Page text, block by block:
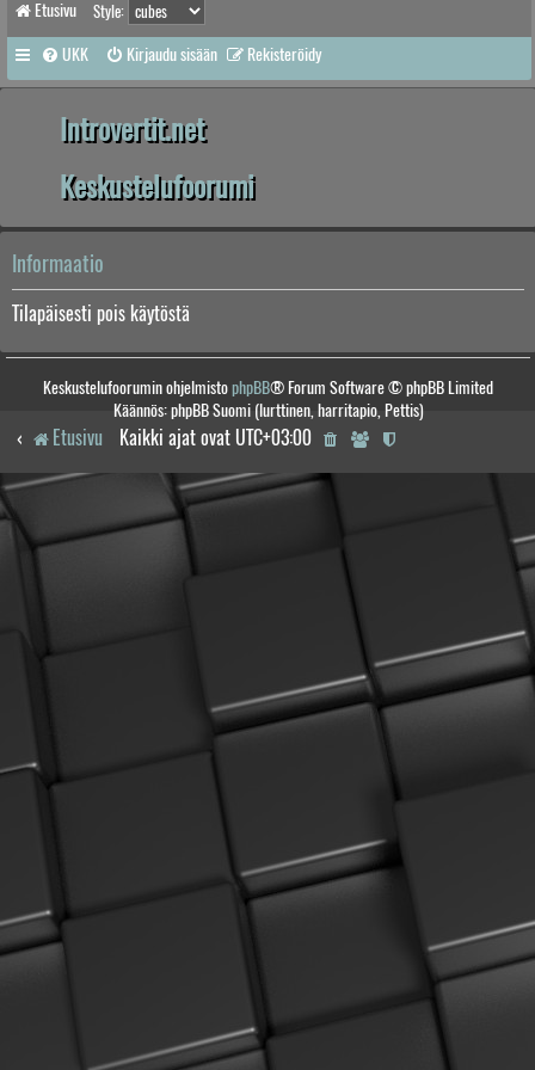
Etusivu Style:
UKK Kirjaudu sisään Rekisteröidy
Introvertit.net
Keskustelufoorumi
Informaatio
Tilapäisesti pois käytöstä
Keskustelufoorumin ohjelmistophpBB® Forum Software © phpBB Limited
Käännös: phpBB Suomi (lurttinen, harritapio, Pettis)
Etusivu Kaikki ajat ovat UTC+03:00